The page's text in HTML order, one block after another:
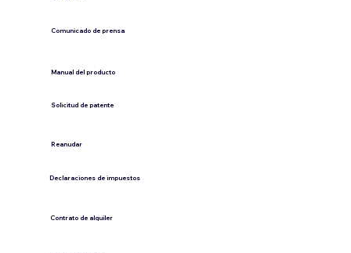
Comunicado de prensa
​Manual del producto
​Solicitud de patente
Contrato de alquiler
​Reanudar
Declaraciones de impuestos